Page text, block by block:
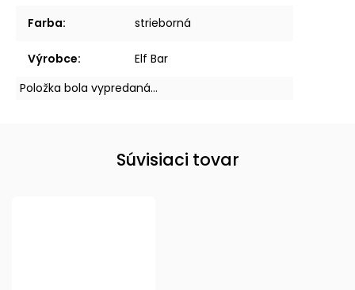
Farba: strieborná
Výrobce:
Elf Bar
Položka bola vypredaná…
Súvisiaci tovar